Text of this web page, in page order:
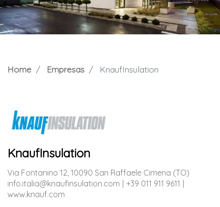
Home Empresas KnaufInsulation
KnaufInsulation
Via Fontanino 12, 10090 San Raffaele Cimena (TO)
info.italia@knaufinsulation.com
+39 011 911 9611
www.knauf.com